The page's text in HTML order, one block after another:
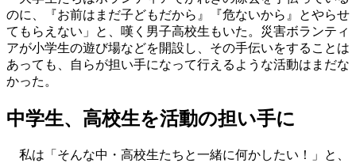
のに、『お前はまだ子どもだから』『危ないから』とやらせ
てもらえない」と、嘆く男子高校生もいた。災害ボランティ
アが小学生の遊び場などを開設し、その手伝いをすることは
あっても、自らが担い手になって行えるような活動はまだな
かった。
中学生、高校生を活動の担い手に
私は「そんな中・高校生たちと一緒に何かしたい！」と、